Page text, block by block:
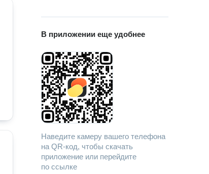
В приложении еще удобнее
Наведите камеру вашего телефона
на QR-код, чтобы скачать
приложение или перейдите
по ссылке